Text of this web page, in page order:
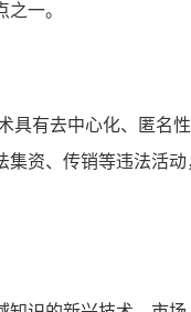
一。
具有去中心化、匿
资、传销等违法活